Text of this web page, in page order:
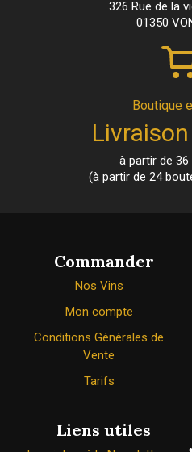
326 Rue de la
01350
Boutique
à partir de
(à partir de 24
Commander
Nos Vins
Mon compte
Conditions Générales de
Vente
Tarifs
Liens utiles